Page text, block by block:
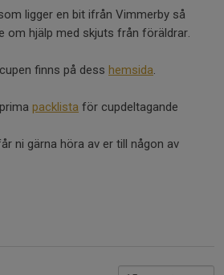
ligger en bit ifrån Vimmerby så
om hjälp med skjuts från föräldrar.
finns på dess hemsida.
packlista för cupdeltagande
ni gärna höra av er till någon av